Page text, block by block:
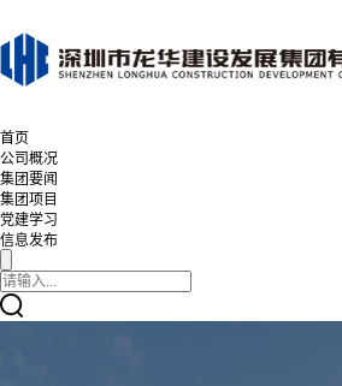
首页
公司概况
集团要闻
集团项目
党建学习
信息发布